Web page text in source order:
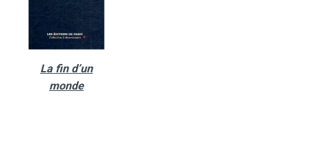
La fin d’un
monde